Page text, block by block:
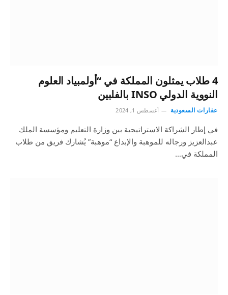
4 طلاب يمثلون المملكة في “أولمبياد العلوم
النووية الدولي INSO بالفلبين
عقارات السعودية أغسطس 1, 2024
في إطار الشراكة الاستراتيجية بين وزارة التعليم ومؤسسة الملك
عبدالعزيز ورجاله للموهبة والإبداع “موهبة” يُشارك فريق من طلاب
المملكة في…